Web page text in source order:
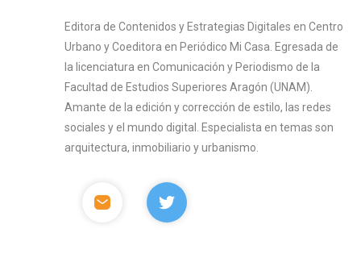
Editora de Contenidos y Estrategias Digitales en Centro
Urbano y Coeditora en Periódico Mi Casa. Egresada de
la licenciatura en Comunicación y Periodismo de la
Facultad de Estudios Superiores Aragón (UNAM).
Amante de la edición y corrección de estilo, las redes
sociales y el mundo digital. Especialista en temas son
arquitectura, inmobiliario y urbanismo.